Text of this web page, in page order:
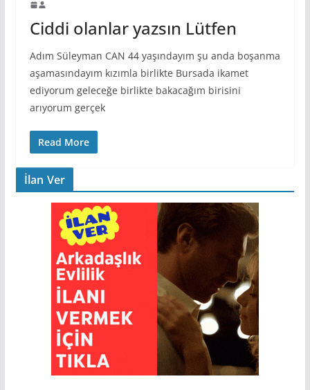
Ciddi olanlar yazsın Lütfen
Adım Süleyman CAN 44 yaşındayım şu anda boşanma
aşamasındayım kızımla birlikte Bursada ikamet
ediyorum geleceğe birlikte bakacağım birisini
arıyorum gerçek
Read More
İlan Ver